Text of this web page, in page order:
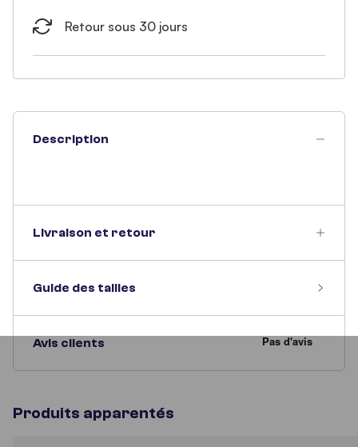
Retour sous 30 jours
Description
Livraison et retour
Guide des tailles
Avis clients
Produits apparentés